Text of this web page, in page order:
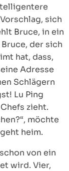
sich
Bruce, in ein
der sich
hat, dass,
Adresse
Schlägern
Lu Ping
zieht.
möchte
heim.
von ein
wird. Vier,